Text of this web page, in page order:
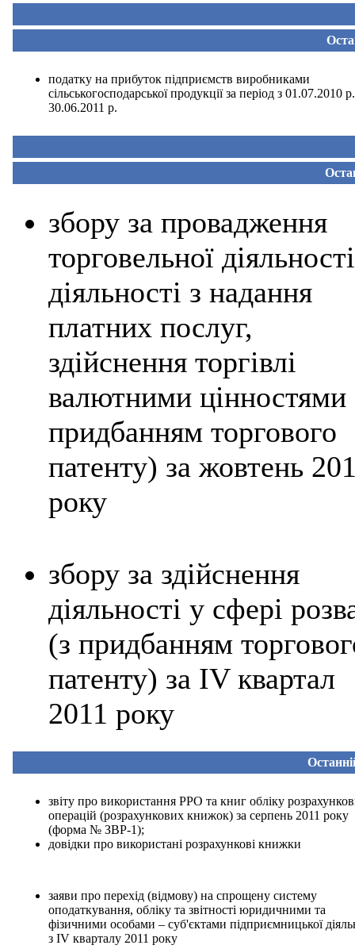
податку на прибуток підприємств виробниками
сільськогосподарської продукції за період з 01.07.2010
30.06.2011 р.
збору за провадження
торговельної
діяльності з надання
платних послуг,
здійснення торгівлі
валютними цінностями
придбанням торгового
патенту) за жовтень
року
збору за здійснення
діяльності у сфері
(з придбанням
патенту) за IV квартал
2011 року
звіту про використання РРО та книг обліку
операцій (розрахункових книжок) за серпень 2011 року
(форма № ЗВР-1);
довідки про використані розрахункові книжки
заяви про перехід (відмову) на спрощену систему
оподаткування, обліку та звітності юридичними та
фізичними особами – суб'єктами підприємницької
з IV кварталу 2011 року